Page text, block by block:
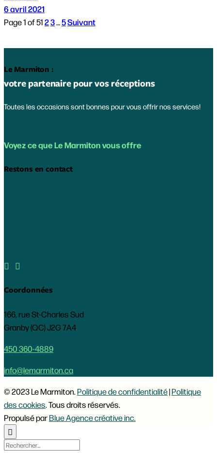
6 avril 2021
Page 1 of 5123…5Suivant
Le Marmiton :
votre partenaire pour vos réceptions
Toutes les occasions sont bonnes pour vous offrir nos services!
Voyez ce que Le Marmiton vous offre
Restons en contact
 
Coordonnées
166, rue St-Charles Sud
Granby (QC) J2G 7A4
450 360-4889
info@lemarmiton.ca
© 2023 Le Marmiton.Politique de confidentialité|Politique
des cookies. Tous droits réservés.
Propulsé parBlue Agence créative inc.
